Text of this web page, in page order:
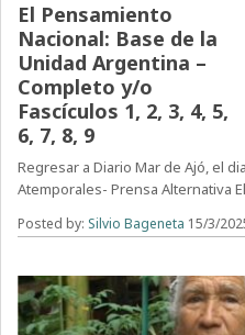
El Pensamiento
Nacional: Base de la
Unidad Argentina –
Completo y/o
Fascículos 1, 2, 3, 4, 5,
6, 7, 8, 9
Regresar a Diario Mar de Ajó, el
Atemporales- Prensa Alternativa El
Posted by: Silvio Bageneta 15/3/